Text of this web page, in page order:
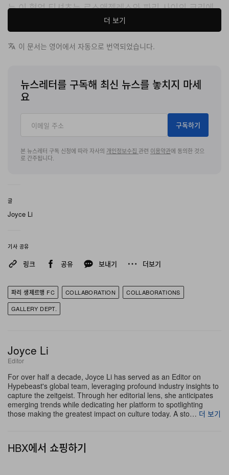
는 이 협업 티셔츠는 로스앤젤레스와 파리 사이의 크리에
이티브한 대화를 기념하는 동시에, 캘리포니아 현지에서의
다.
이번 협업 티셔츠는 GALLERY DEPT.의 시그니처인 “I
Love Paris” 그래픽 디자인을 신선하게 재구성한 결과물
Thomas)가 설립한 이 브랜드는 할리우드의 글래머와 거
친 스트리트 아트를 절묘하게 믹스한 무드를 크리에이티브
디렉션의 축으로 삼고 있다. 이러한 비주얼 미학은 이번 의
2026 Rue de Castiglione 레지던시와 ATK Marais에서
의 지속적인 활동 등 그간의 행보를 부각시킨다.
간 펼쳐지는 임시 테이크오버 “Ici C’est Paris – La
Maison Los Angeles”의 핵심 하이라이트이기도 하다. 이
영하고, 도시의 아이덴티티를 만들어가는 크리에이터들을
기리는 데 초점을 맞춘 Paris Saint-Germain의 익스클루
GALLERY DEPT. x Paris Saint-Germain “I Love
Paris” 티셔츠는 현재 익스클루시브로온라인 및 로스앤젤
레스 La Maison 오프라인 공간에서 만나볼 수 있다.
더 보기
이 문서는 영어에서 자동으로 번역되었습니다.
뉴스레터를 구독해 최신 뉴스를 놓치지 마세
요
구독하기
본 뉴스레터 구독 신청에 따라 자사의 개인정보수집 관련 이용약관에 동의한 것으
로 간주됩니다.
글
Joyce Li
기사 공유
링크 공유 보내기 더보기
파리 생제르맹 FC COLLABORATION
COLLABORATIONS
GALLERY DEPT.
Joyce Li
Editor
For over half a decade, Joyce Li has served as an Editor on
Hypebeast's global team, leveraging profound industry insights to
capture the zeitgeist. Through her editorial lens, she anticipates
emerging trends while dedicating her platform to spotlighting
those making the greatest impact on culture today. A sto… 더 보기
HBX에서 쇼핑하기